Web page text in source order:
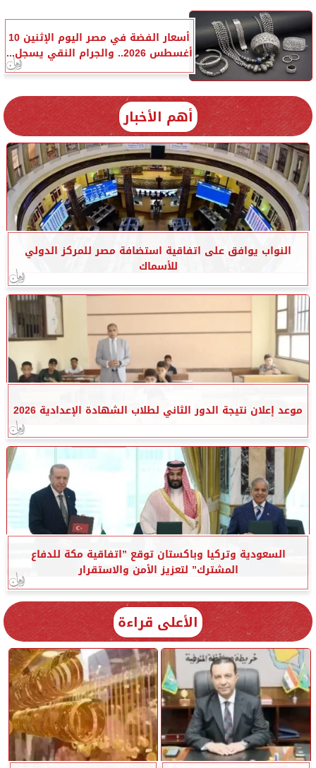
أسعار الفضة في مصر اليوم الإثنين 10
أغسطس 2026.. والجرام النقي يسجل...
أهم الأخبار
النواب يوافق على اتفاقية استضافة مصر للمركز الدولي
للأسماك
موعد إعلان نتيجة الدور الثاني لطلاب الشهادة الإعدادية 2026
السعودية وتركيا وباكستان توقع ”اتفاقية مكة للدفاع
المشترك” لتعزيز الأمن والاستقرار
الأعلى قراءة